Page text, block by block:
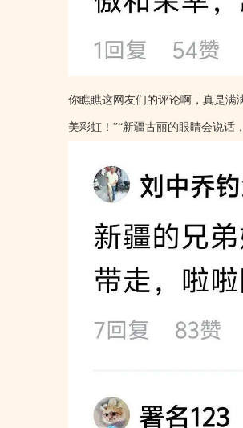
你瞧瞧这网友们的评论啊，真是满
美彩虹！”“新疆古丽的眼睛会说